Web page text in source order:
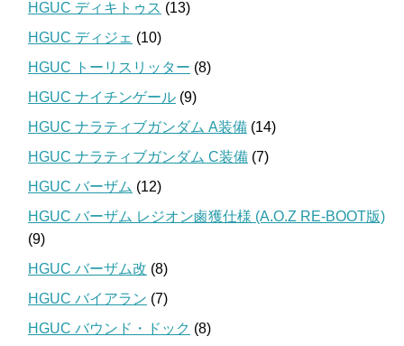
HGUC ディキトゥス (13)
HGUC ディジェ (10)
HGUC トーリスリッター (8)
HGUC ナイチンゲール (9)
HGUC ナラティブガンダム A装備 (14)
HGUC ナラティブガンダム C装備 (7)
HGUC バーザム (12)
HGUC バーザム レジオン鹵獲仕様 (A.O.Z RE-BOOT版)
(9)
HGUC バーザム改 (8)
HGUC バイアラン (7)
HGUC バウンド・ドック (8)